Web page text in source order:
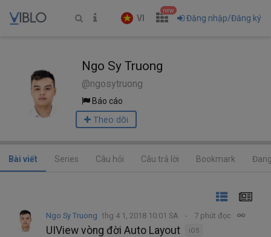
VI
new
Đăng nhập/Đăng ký
Ngo Sy Truong
@ngosytruong
Báo cáo
Theo dõi
Bài viết Series Câu hỏi Câu trả lời Bookmark
Ngo Sy Truong thg 4 1, 2018 10:01 SA 7 phút đọc
UIView vòng đời Auto Layout iOS